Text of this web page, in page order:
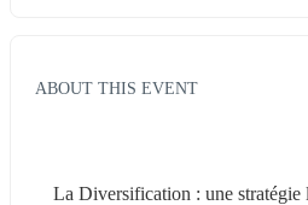
ABOUT THIS EVENT
La Diversification : une stratégie